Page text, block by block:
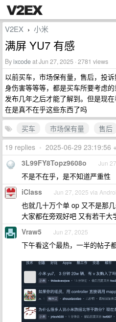
V2EX › 小米
满屏 YU7 有感
Byixcodeat Jun 27, 2025 · 2781 views
以前买车，市场保有量，售后，投
身伤害等等等，都是买车所要考虑
发布几年之后才能了解到。但是现
在是真不在乎这些东西了吗
买车
市场保有量
售后
19 replies • 2025-06-29 23:19:56
3L99FY8Topz9608o Jun
不是不在乎，是不知道严重性
iClass Jun 27, 2025 via
也就几十万个单 op 又不是那
大家都在旁观好吧 又有若干大
Vraw5 Jun 27, 2025
下午看这个最热，一半的帖子